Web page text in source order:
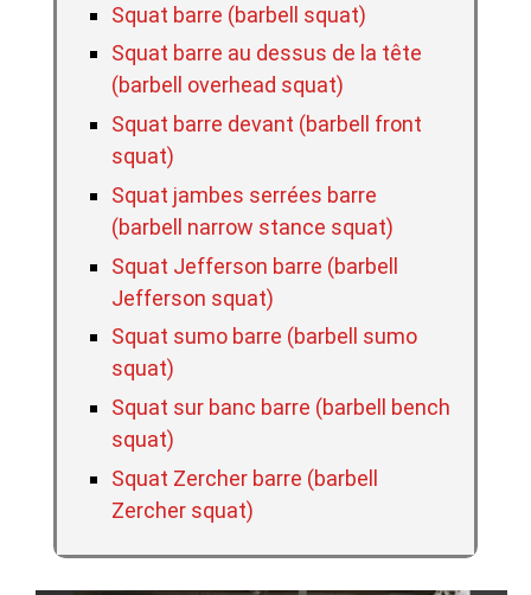
Squat barre (barbell squat)
Squat barre au dessus de la tête
(barbell overhead squat)
Squat barre devant (barbell front
squat)
Squat jambes serrées barre
(barbell narrow stance squat)
Squat Jefferson barre (barbell
Jefferson squat)
Squat sumo barre (barbell sumo
squat)
Squat sur banc barre (barbell bench
squat)
Squat Zercher barre (barbell
Zercher squat)